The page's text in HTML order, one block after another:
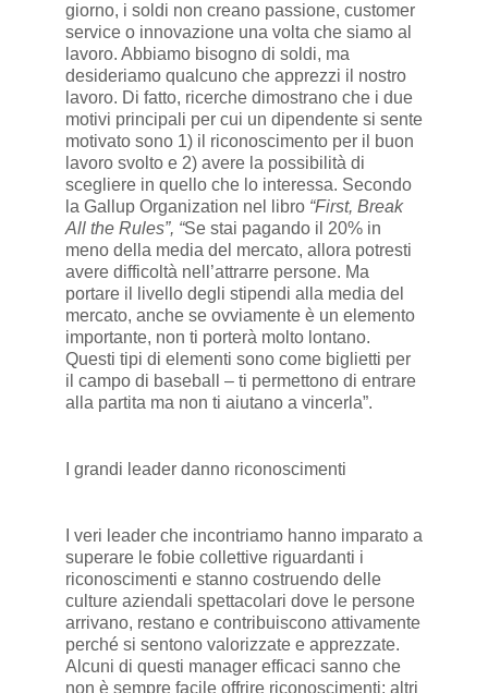
giorno, i soldi non creano passione, customer
service o innovazione una volta che siamo al
lavoro. Abbiamo bisogno di soldi, ma
desideriamo qualcuno che apprezzi il nostro
lavoro. Di fatto, ricerche dimostrano che i due
motivi principali per cui un dipendente si sente
motivato sono 1) il riconoscimento per il buon
lavoro svolto e 2) avere la possibilità di
scegliere in quello che lo interessa. Secondo
la Gallup Organization nel libro “First, Break
All the Rules”, “Se stai pagando il 20% in
meno della media del mercato, allora potresti
avere difficoltà nell’attrarre persone. Ma
portare il livello degli stipendi alla media del
mercato, anche se ovviamente è un elemento
importante, non ti porterà molto lontano.
Questi tipi di elementi sono come biglietti per
il campo di baseball – ti permettono di entrare
alla partita ma non ti aiutano a vincerla”.
I grandi leader danno riconoscimenti
I veri leader che incontriamo hanno imparato a
superare le fobie collettive riguardanti i
riconoscimenti e stanno costruendo delle
culture aziendali spettacolari dove le persone
arrivano, restano e contribuiscono attivamente
perché si sentono valorizzate e apprezzate.
Alcuni di questi manager efficaci sanno che
non è sempre facile offrire riconoscimenti; altri